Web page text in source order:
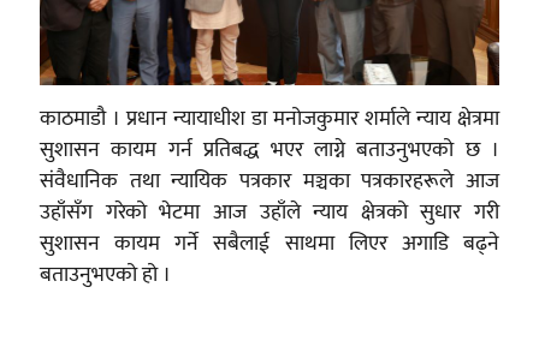
काठमाडौ । प्रधान न्यायाधीश डा मनोजकुमार शर्माले न्याय क्षेत्रमा
सुशासन कायम गर्न प्रतिबद्ध भएर लाग्ने बताउनुभएको छ ।
संवैधानिक तथा न्यायिक पत्रकार मञ्चका पत्रकारहरूले आज
उहाँसँग गरेको भेटमा आज उहाँले न्याय क्षेत्रको सुधार गरी
सुशासन कायम गर्ने सबैलाई साथमा लिएर अगाडि बढ्ने
बताउनुभएको हो ।